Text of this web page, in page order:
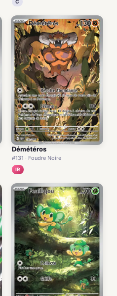
C
Démétéros
#131 · Foudre Noire
IR